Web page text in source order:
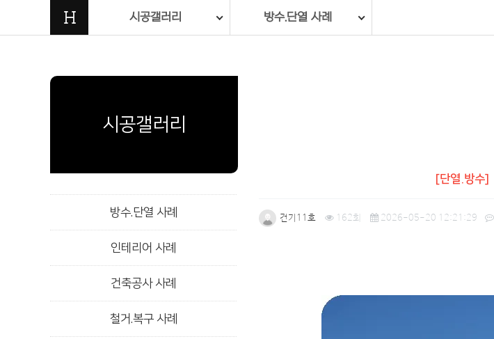
H 시공갤러리 방수.단열 사례
시공갤러리
방수.단열 사례
인테리어 사례
건축공사 사례
철거.복구 사례
[단열.방수]
건기11호 162회 2026-05-20 12:21:29